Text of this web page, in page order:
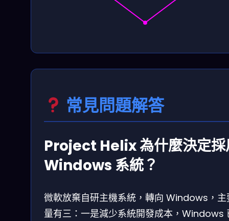
常見問題解答
Project Helix 為什麼決定採
Windows 系統？
微軟放棄自研主機系統，轉向 Windows，主
量有三：一是減少系統開發成本，Windows